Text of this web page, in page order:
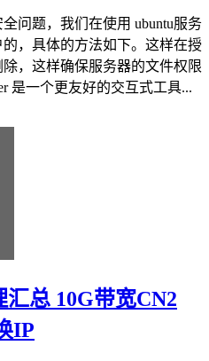
问题，我们在使用 ubuntu服务
，具体的方法如下。这样在授
，这样确保服务器的文件权限
是一个更友好的交互式工具...
总 10G带宽CN2
IP